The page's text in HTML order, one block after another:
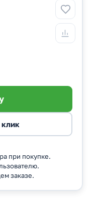
при покупке.
заказе.